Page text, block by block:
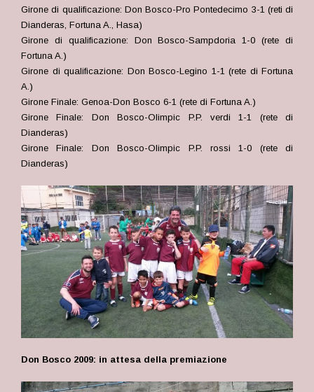
Girone di qualificazione: Don Bosco-Pro Pontedecimo 3-1 (reti di
Dianderas, Fortuna A., Hasa)
Girone di qualificazione: Don Bosco-Sampdoria 1-0 (rete di
Fortuna A.)
Girone di qualificazione: Don Bosco-Legino 1-1 (rete di Fortuna
A.)
Girone Finale: Genoa-Don Bosco 6-1 (rete di Fortuna A.)
Girone Finale: Don Bosco-Olimpic P.P. verdi 1-1 (rete di
Dianderas)
Girone Finale: Don Bosco-Olimpic P.P. rossi 1-0 (rete di
Dianderas)
Don Bosco 2009: in attesa della premiazione